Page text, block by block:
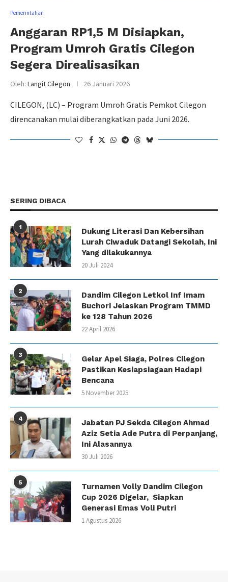
Pemerintahan
Anggaran RP1,5 M Disiapkan,
Program Umroh Gratis Cilegon
Segera Direalisasikan
Oleh: Langit Cilegon 26 Januari 2026
CILEGON, (LC) – Program Umroh Gratis Pemkot Cilegon
direncanakan mulai diberangkatkan pada Juni 2026.
SERING DIBACA
1
Dukung Literasi Dan Kebersihan
Lurah Ciwaduk Datangi Sekolah, Ini
Yang dilakukannya
20 Juli 2024
2
Dandim Cilegon Letkol Inf Imam
Buchori Jelaskan Program TMMD
ke 128 Tahun 2026
22 April 2026
3
Gelar Apel Siaga, Polres Cilegon
Pastikan Kesiapsiagaan Hadapi
Bencana
5 November 2025
4
Jabatan PJ Sekda Cilegon Ahmad
Aziz Setia Ade Putra di Perpanjang,
Ini Alasannya
30 Juli 2026
5
Turnamen Volly Dandim Cilegon
Cup 2026 Digelar, Siapkan
Generasi Emas Voli Putri
1 Agustus 2026